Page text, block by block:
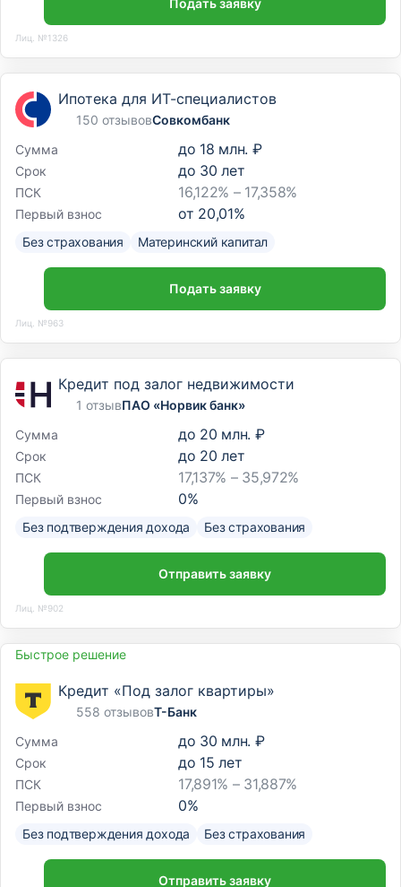
Подать заявку
Лиц. №1326
Ипотека для ИТ-специалистов
150 отзывовСовкомбанк
Сумма
до 18 млн. ₽
Срок до 30 лет
ПСК 16,122% – 17,358%
Первый взнос от 20,01%
Без страхования Материнский капитал
Подать заявку
Лиц. №963
Кредит под залог недвижимости
1 отзывПАО «Норвик банк»
Сумма
до 20 млн. ₽
Срок до 20 лет
ПСК 17,137% – 35,972%
Первый взнос 0%
Без подтверждения дохода Без страхования
Отправить заявку
Лиц. №902
Быстрое решение
Кредит «Под залог квартиры»
558 отзывовТ-Банк
Сумма
до 30 млн. ₽
Срок до 15 лет
ПСК 17,891% – 31,887%
Первый взнос 0%
Без подтверждения дохода Без страхования
Отправить заявку